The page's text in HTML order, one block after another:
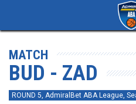
MATCH
BUD - ZAD
ROUND 5, AdmiralBet ABA League,